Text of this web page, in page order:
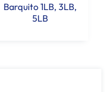
Barquito 1LB, 3LB,
5LB